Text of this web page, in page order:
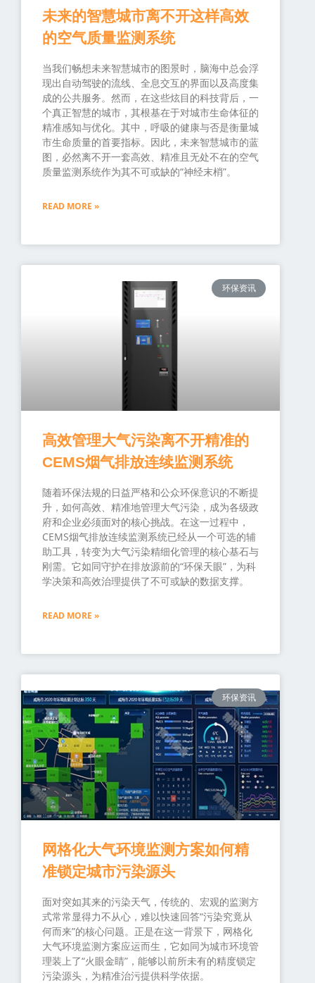
未来的智慧城市离不开这样高效
的空气质量监测系统
当我们畅想未来智慧城市的图景时，脑海中总会浮
现出自动驾驶的流线、全息交互的界面以及高度集
成的公共服务。然而，在这些炫目的科技背后，一
个真正智慧的城市，其根基在于对城市生命体征的
精准感知与优化。其中，呼吸的健康与否是衡量城
市生命质量的首要指标。因此，未来智慧城市的蓝
图，必然离不开一套高效、精准且无处不在的空气
质量监测系统作为其不可或缺的“神经末梢”。
READ MORE »
环保资讯
高效管理大气污染离不开精准的
CEMS烟气排放连续监测系统
随着环保法规的日益严格和公众环保意识的不断提
升，如何高效、精准地管理大气污染，成为各级政
府和企业必须面对的核心挑战。在这一过程中，
CEMS烟气排放连续监测系统已经从一个可选的辅
助工具，转变为大气污染精细化管理的核心基石与
刚需。它如同守护在排放源前的“环保天眼”，为科
学决策和高效治理提供了不可或缺的数据支撑。
READ MORE »
环保资讯
网格化大气环境监测方案如何精
准锁定城市污染源头
面对突如其来的污染天气，传统的、宏观的监测方
式常常显得力不从心，难以快速回答“污染究竟从
何而来”的核心问题。正是在这一背景下，网格化
大气环境监测方案应运而生，它如同为城市环境管
理装上了“火眼金睛”，能够以前所未有的精度锁定
污染源头，为精准治污提供科学依据。